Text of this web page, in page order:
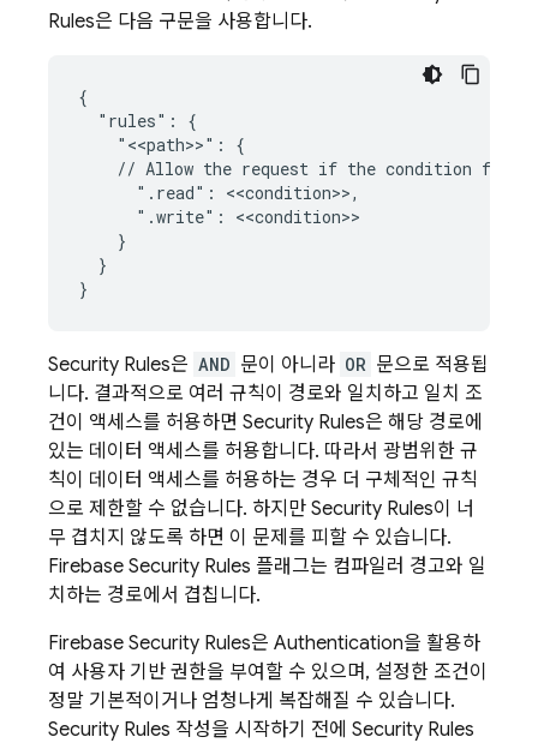
Rules은 다음 구문을 사용합니다.
{
  "rules": {
    "<<path>>": {
// Allow the request if the condition for
      ".read": <<condition>>,
      ".write": <<condition>>
    }
  }
Security Rules은 AND 문이 아니라 OR 문으로 적용됩
니다. 결과적으로 여러 규칙이 경로와 일치하고 일치 조
건이 액세스를 허용하면 Security Rules은 해당 경로에
있는 데이터 액세스를 허용합니다. 따라서 광범위한 규
칙이 데이터 액세스를 허용하는 경우 더 구체적인 규칙
으로 제한할 수 없습니다. 하지만 Security Rules이 너
무 겹치지 않도록 하면 이 문제를 피할 수 있습니다.
Firebase Security Rules 플래그는 컴파일러 경고와 일
치하는 경로에서 겹칩니다.
Firebase Security Rules은 Authentication을 활용하
여 사용자 기반 권한을 부여할 수 있으며, 설정한 조건이
정말 기본적이거나 엄청나게 복잡해질 수 있습니다.
Security Rules 작성을 시작하기 전에 Security Rules